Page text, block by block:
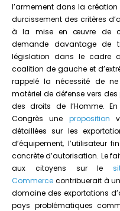
l’armement dans la
durcissement des critères
à la mise en œuvre de
demande davantage de
législation dans le cadre
coalition de gauche et
rappelé la nécessité de
matériel de défense vers
des droits de l’Homme.
Congrès une proposition
détaillées sur les
d’équipement,
concrète d’autorisation. Le
aux citoyens sur le
Commerce contribuerait à
domaine des exportations
pays problématiques